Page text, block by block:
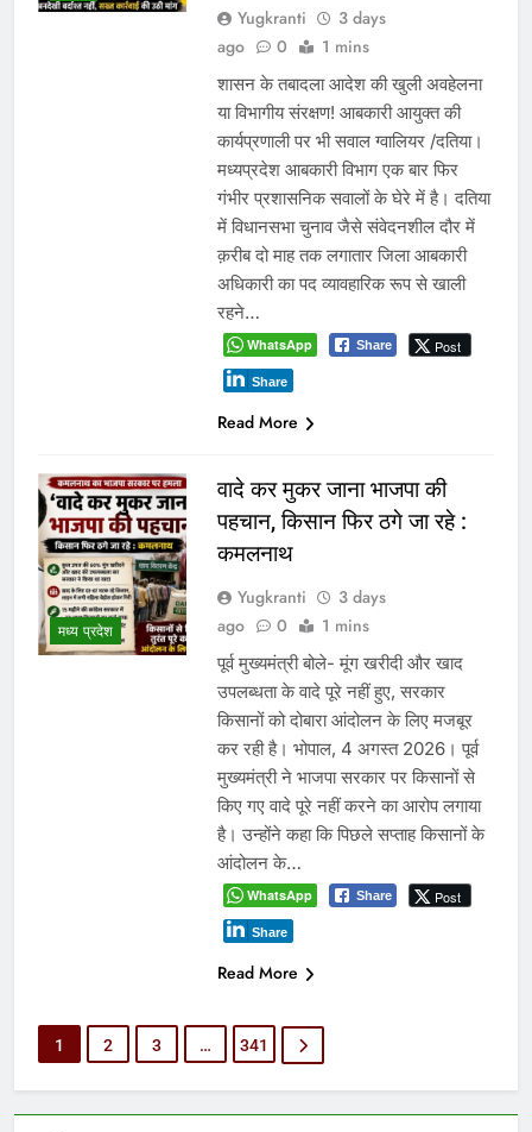
Yugkranti
3 days
ago
0 1 mins
शासन के तबादला आदेश की खुली अवहेलना
या विभागीय संरक्षण! आबकारी आयुक्त की
कार्यप्रणाली पर भी सवाल ग्वालियर /दतिया।
मध्यप्रदेश आबकारी विभाग एक बार फिर
गंभीर प्रशासनिक सवालों के घेरे में है। दतिया
में विधानसभा चुनाव जैसे संवेदनशील दौर में
क़रीब दो माह तक लगातार जिला आबकारी
अधिकारी का पद व्यावहारिक रूप से खाली
रहने…
WhatsApp Share Post
Share
Read More
मध्य प्रदेश
वादे कर मुकर जाना भाजपा की
पहचान, किसान फिर ठगे जा रहे :
कमलनाथ
Yugkranti
3 days
ago
0 1 mins
पूर्व मुख्यमंत्री बोले- मूंग खरीदी और खाद
उपलब्धता के वादे पूरे नहीं हुए, सरकार
किसानों को दोबारा आंदोलन के लिए मजबूर
कर रही है। भोपाल, 4 अगस्त 2026। पूर्व
मुख्यमंत्री ने भाजपा सरकार पर किसानों से
किए गए वादे पूरे नहीं करने का आरोप लगाया
है। उन्होंने कहा कि पिछले सप्ताह किसानों के
आंदोलन के…
WhatsApp Share Post
Share
Read More
1 2 3 … 341